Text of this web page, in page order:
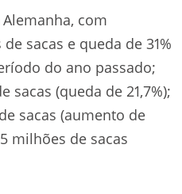
com
sacas e queda de 31%
do ano passado;
sacas (queda de 21,7%);
sacas (aumento de
milhões de sacas